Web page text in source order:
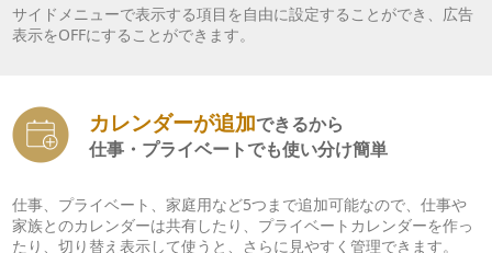
サイドメニューで表示する項目を自由に設定することができ、広告
表示をOFFにすることができます。
カレンダーが追加できるから
仕事・プライベートでも使い分け簡単
仕事、プライベート、家庭用など5つまで追加可能なので、仕事や
家族とのカレンダーは共有したり、プライベートカレンダーを作っ
たり、切り替え表示して使うと、さらに見やすく管理できます。